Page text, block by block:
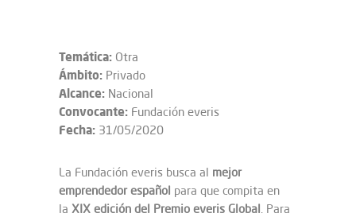
Temática: Otra
Ámbito: Privado
Alcance: Nacional
Convocante: Fundación everis
Fecha: 31/05/2020
La Fundación everis busca al mejor
emprendedor español para que compita en
la XIX edición del Premio everis Global. Para